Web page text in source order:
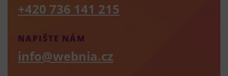
NAPIŠTE NÁM
info@webnia.cz
+420 736 141 215